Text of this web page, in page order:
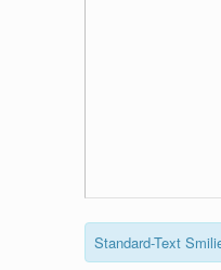
Standard-Text